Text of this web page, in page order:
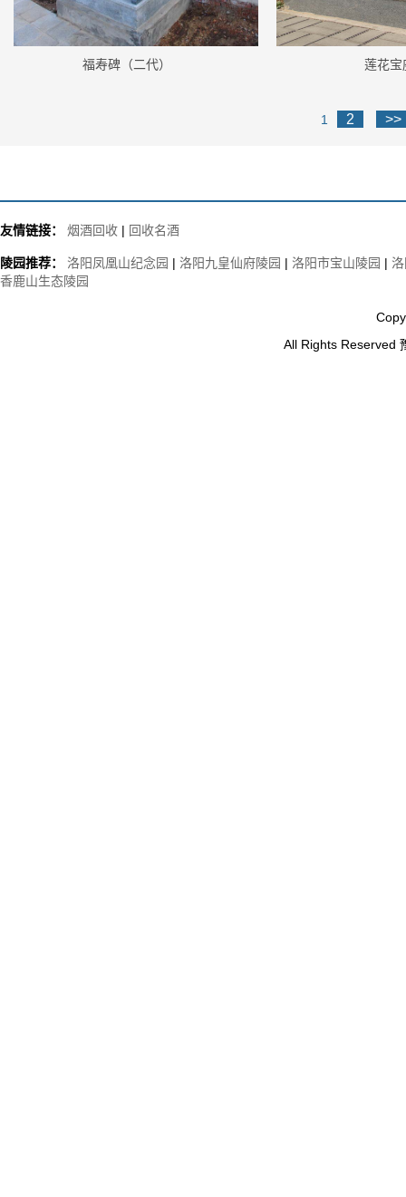
福寿碑（二代） 莲花宝
1 2 >>
友情链接： 烟酒回收 | 回收名酒
陵园推荐： 洛阳凤凰山纪念园 | 洛阳九皇仙府陵园 | 洛阳市宝山陵园 |
香鹿山生态陵园
All Rights Reserved